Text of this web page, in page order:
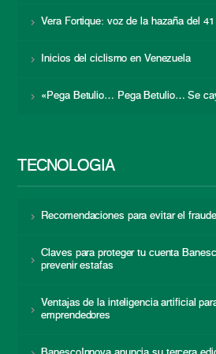
Vera Fortique: voz de la hazaña del 41
Inicios del ciclismo en Venezuela
«Pega Betulio… Pega Betulio… Se
TECNOLOGÍA
Recomendaciones para evitar el
Claves para proteger tu cuenta
prevenir estafas
Ventajas de la inteligencia artificial
emprendedores